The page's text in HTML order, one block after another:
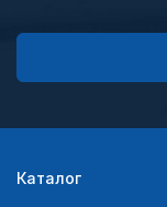
Каталог